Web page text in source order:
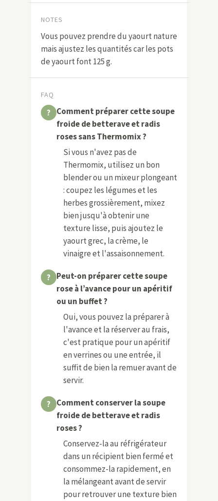
NOTES
Vous pouvez prendre du yaourt nature
mais ajustez les quantités car les pots
de yaourt font 125 g.
FAQ
Comment préparer cette soupe
froide de betterave et radis
roses sans Thermomix ?
Si vous n'avez pas de
Thermomix, utilisez un bon
blender ou un mixeur plongeant
: coupez les légumes et les
herbes grossièrement, mixez
bien jusqu'à obtenir une
texture lisse, puis ajoutez le
yaourt grec, la crème, le
vinaigre et l'assaisonnement.
Peut-on préparer cette soupe
rose à l’avance pour un apéritif
ou un buffet ?
Oui, vous pouvez la préparer à
l'avance et la réserver au frais,
c'est pratique pour un apéritif
en verrines ou une entrée, il
suffit de bien la remuer avant de
servir.
Comment conserver la soupe
froide de betterave et radis
roses ?
Conservez-la au réfrigérateur
dans un récipient bien fermé et
consommez-la rapidement, en
la mélangeant avant de servir
pour retrouver une texture bien